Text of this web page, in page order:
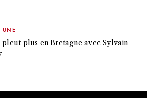
plus en Bretagne avec Sylvain